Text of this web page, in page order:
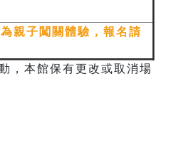
親子闖關體驗，報名請
，本館保有更改或取消場